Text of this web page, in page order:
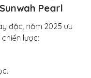
Pearl
đặc, năm 2025 ưu
lược: